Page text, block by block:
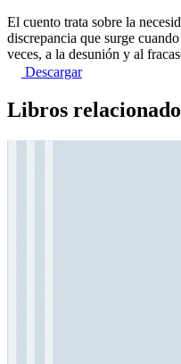
El cuento trata sobre la
discrepancia que surge
veces, a la desunión y al
Descargar
Libros